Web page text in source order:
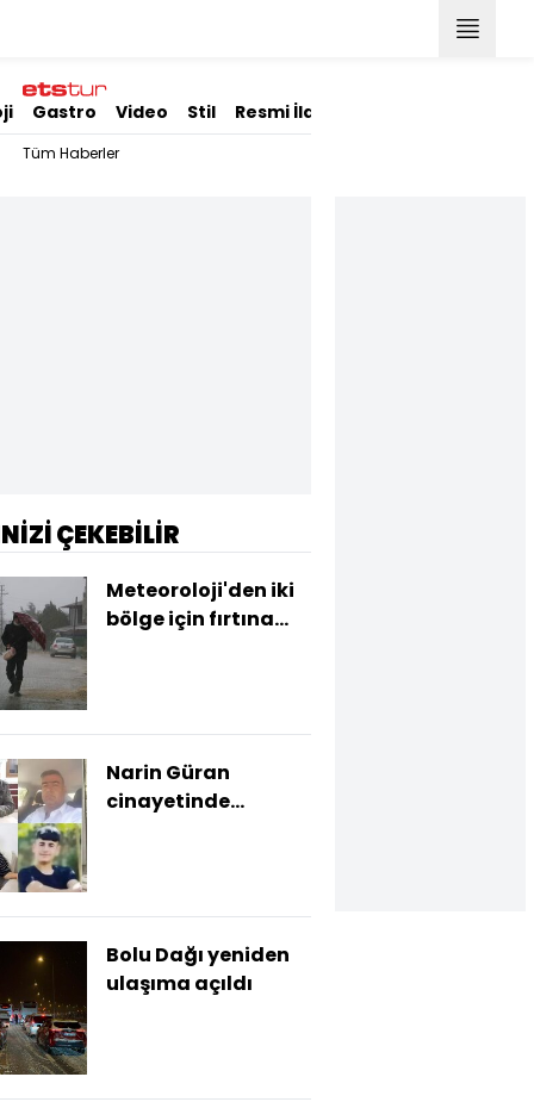
Gastro Video Stil Resmi İlanlar
Tüm Haberler
ÇEKEBİLİR
Meteoroloji'den iki
bölge için fırtına
Narin Güran
cinayetinde
Bolu Dağı yeniden
ulaşıma açıldı